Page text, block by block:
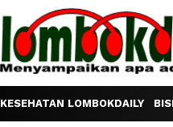
KESEHATAN LOMBOKDAILY